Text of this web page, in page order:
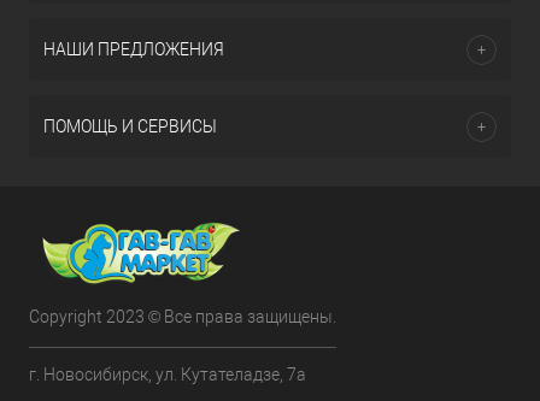
НАШИ ПРЕДЛОЖЕНИЯ
ПОМОЩЬ И СЕРВИСЫ
Copyright 2023 © Все права защищены.
г. Новосибирск, ул. Кутателадзе, 7а